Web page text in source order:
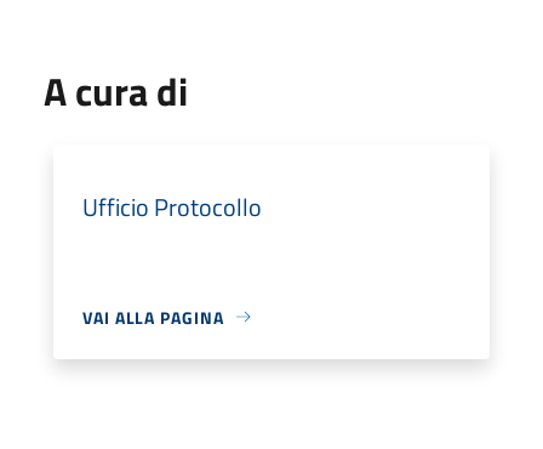
A cura di
Ufficio Protocollo
VAI ALLA PAGINA